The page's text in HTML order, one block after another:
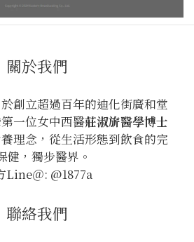
關於我們
創立超過百年的迪化街廣和堂
一位女中西醫莊淑旂醫學博士
理念，從生活形態到飲食的完
健，獨步醫界。
Line＠: @1877a
聯絡我們